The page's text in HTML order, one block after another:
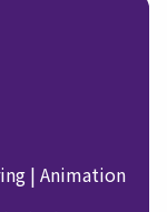
| Animation